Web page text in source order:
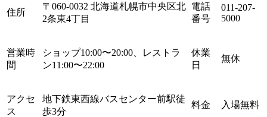
住所
〒060-0032 北海道札幌市中央区北
2条東4丁目
電話
番号
011-207-
5000
営業時
間
ショップ10:00〜20:00、レストラ
ン11:00〜22:00
休業
日
無休
アクセ
ス
地下鉄東西線バスセンター前駅徒
歩3分
料金 入場無料